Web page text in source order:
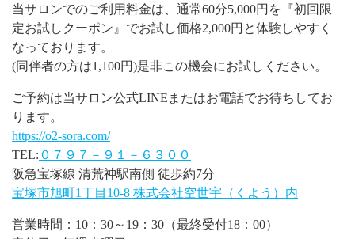
当サロンでのご利用料金は、通常60分5,000円を『初回限
定お試しクーポン』でお試し価格2,000円と体験しやすく
なっております。
(同伴者の方は1,100円)是非この機会にお試しください。
ご予約は当サロン公式LINEまたはお電話でお待ちしてお
ります。
https://o2-sora.com/
TEL: ０７９７－９１－６３００
阪急宝塚線 清荒神駅南側 徒歩約7分
宝塚市旭町1丁目10-8 株式会社空世宇（くよう）内
営業時間：10：30～19：30（最終受付18：00）